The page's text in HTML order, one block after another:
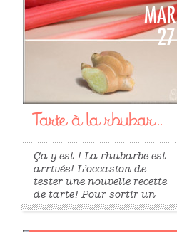
27
MAR
Tarte à la rhubar...
Ça y est ! La rhubarbe est
arrivée! L’occasion de
tester une nouvelle recette
de tarte! Pour sortir un
peu des sentiers battus, je